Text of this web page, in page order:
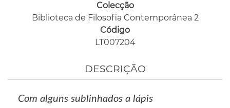
Colecção
Biblioteca de Filosofia Contemporânea 2
Código
LT007204
DESCRIÇÃO
Com alguns sublinhados a lápis